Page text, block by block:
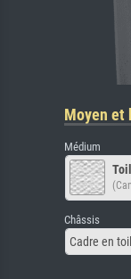
Moyen et
Médium
Châssis
Cadre en